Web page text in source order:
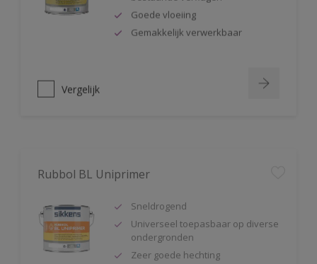
Goede vloeiing
Gemakkelijk verwerkbaar
Vergelijk
Universeel toepasbaar op diverse
ondergronden
Zeer goede hechting